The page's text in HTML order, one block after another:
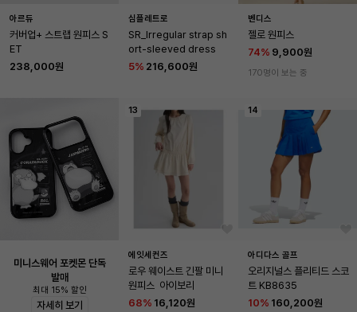
아르듀
커버업+ 스트랩 원피스 S
ET
238,000원
심플레트로
SR_Irregular strap sh
ort-sleeved dress
5% 216,600원
벤디스
젤로 원피스
74% 9,900원
170명이 보는 중
미니스웨어 포켓몬 단독
발매
최대 15% 할인
자세히 보기
13
에잇세컨즈
로우 웨이스트 긴팔 미니
원피스  아이보리
68% 16,120원
14
아디다스 골프
오리지널스 플리티드 스코
트 KB8635
10% 160,200원